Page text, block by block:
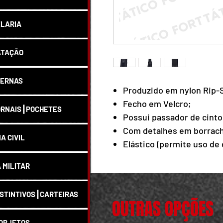
Produzido em nylon Rip-
Fecho em Velcro;
Possui passador de
Com detalhes em
Elástico (permite uso de
OUTRAS OPÇÕES
CIVIL
MILITAR